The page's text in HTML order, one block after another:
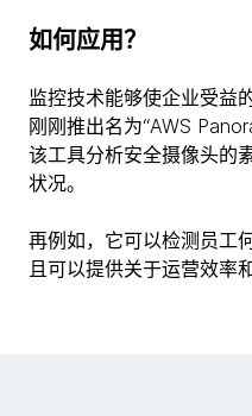
如何应用？
监控技术能够使企业受益
刚刚推出名为“AWS
该工具分析安全摄像头的
状况。
再例如，它可以检测员工
且可以提供关于运营效率